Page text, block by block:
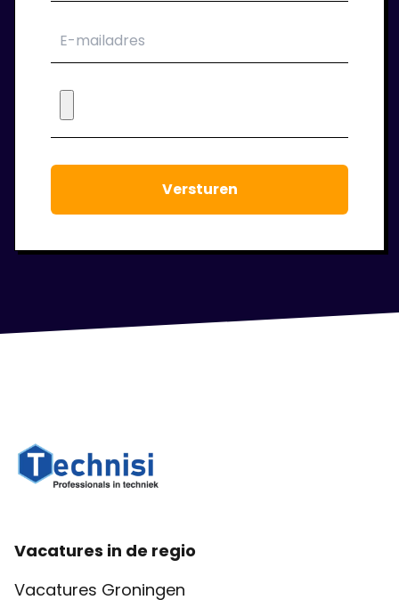
Vacatures in de regio
Vacatures Groningen